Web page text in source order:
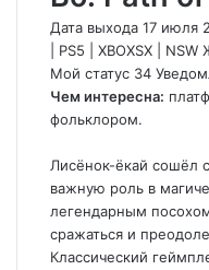
Дата выхода 17 июля
PS5 XBOXSX NSW
Мой статус 34
Чем интересна:
фольклором.
Лисёнок-ёкай сошёл
важную роль в
легендарным
сражаться и
Классический